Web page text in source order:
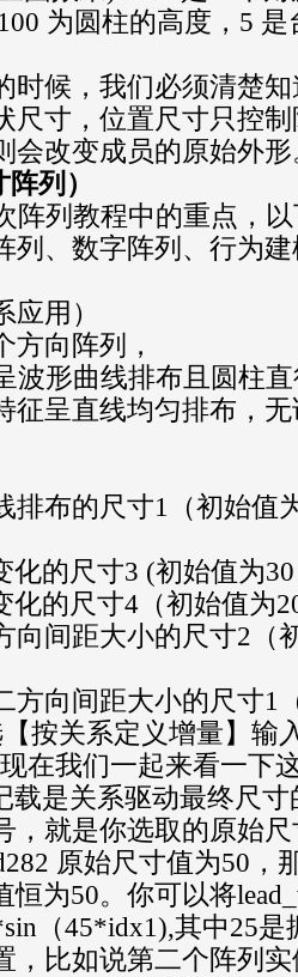
为圆柱的高度，5
时候，我们必须清楚
尺寸，位置尺寸只控
会改变成员的原始外形
列）
列教程中的重点，
列、数字阵列、行为
用）
方向阵列，
形曲线排布且圆柱
征呈直线均匀排布，
排布的尺寸1（初始值
化的尺寸3 (初始值为
化的尺寸4（初始值为
向间距大小的尺寸2（
方向间距大小的尺寸1
按关系定义增量】输
在我们一起来看一下
载是关系驱动最终尺
，就是你选取的原始
原始尺寸值为50，
恒为50。你可以将
（45*idx1),其中25
，比如说第二个阵列